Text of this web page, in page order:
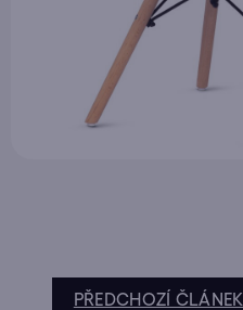
PŘEDCHOZÍ ČLÁNEK